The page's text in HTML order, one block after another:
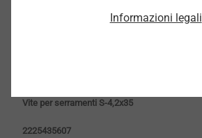
Vite per serramenti S-4,2x35
2225435607
Informazioni legali